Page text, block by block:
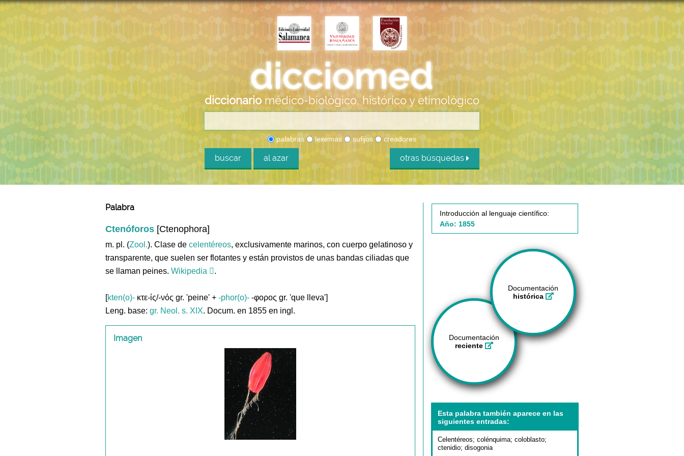
diccionario médico-biológico, histórico y etimológico
palabras lexemas sufijos creadores
buscar al azar otras búsquedas
Palabra
Ctenóforos [Ctenophora]
m. pl. (Zool.). Clase de celentéreos, exclusivamente marinos, con cuerpo gelatinoso y
transparente, que suelen ser flotantes y están provistos de unas bandas ciliadas que
se llaman peines. Wikipedia .
[kten(o)- κτε-ίς/-νός gr. 'peine' + -phor(o)- -φορος gr. 'que lleva']
Leng. base: gr. Neol. s. XIX. Docum. en 1855 en ingl.
Imagen
Introducción al lenguaje científico:
Año: 1855
Documentación
histórica
Documentación
reciente
Esta palabra también aparece en las
siguientes entradas:
Celentéreos; colénquima; coloblasto;
ctenidio; disogonia